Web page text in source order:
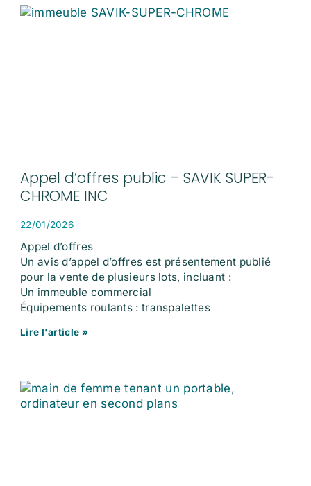
Appel d’offres public – SAVIK SUPER-
CHROME INC
22/01/2026
Appel d’offres
Un avis d’appel d’offres est présentement publié
pour la vente de plusieurs lots, incluant :
Un immeuble commercial
Équipements roulants : transpalettes
Lire l'article »